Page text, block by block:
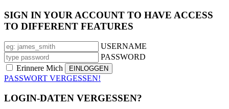
SIGN IN YOUR ACCOUNT TO HAVE ACCESS
TO DIFFERENT FEATURES
USERNAME
PASSWORD
Erinnere Mich
PASSWORT VERGESSEN!
LOGIN-DATEN VERGESSEN?